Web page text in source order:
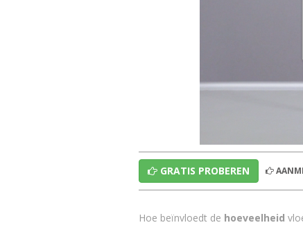
GRATIS PROBEREN
Hoe beïnvloedt de hoeveelheid